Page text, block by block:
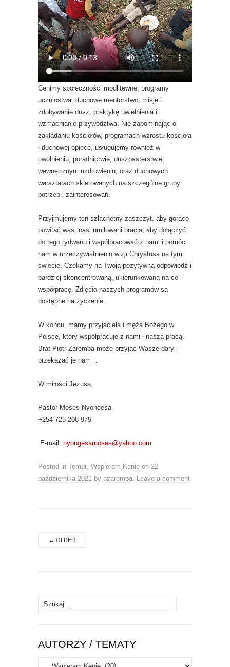
Cenimy społeczności modlitewne, programy
uczniostwa, duchowe mentorstwo, misje i
zdobywanie dusz, praktykę uwielbienia i
wzmacnianie przywództwa. Nie zapominając o
zakładaniu kościołów, programach wzrostu kościoła
i duchowej opiece, usługujemy również w
uwolnieniu, poradnictwie, duszpasterstwie,
wewnętrznym uzdrowieniu, oraz duchowych
warsztatach skierowanych na szczególne grupy
potrzeb i zainteresowań.
Przyjmujemy ten szlachetny zaszczyt, aby gorąco
powitać was, nasi umiłowani bracia, aby dołączyć
do tego rydwanu i współpracować z nami i pomóc
nam w urzeczywistnieniu wizji Chrystusa na tym
świecie. Czekamy na Twoją pozytywną odpowiedź i
bardziej skoncentrowaną, ukierunkowaną na cel
współpracę. Zdjęcia naszych programów są
dostępne na życzenie.
W końcu, mamy przyjaciela i męża Bożego w
Polsce, który współpracuje z nami i naszą pracą.
Brat Piotr Zaremba może przyjąć Wasze dary i
przekazać je nam…
W miłości Jezusa,
Pastor Moses Nyongesa
+254 725 208 975
E-mail: nyongesamoses@yahoo.com
Posted in Temat Wspieram Kenię on 22
października 2021 by pzaremba Leave a comment
← OLDER
Szukaj:
AUTORZY / TEMATY
Autorzy